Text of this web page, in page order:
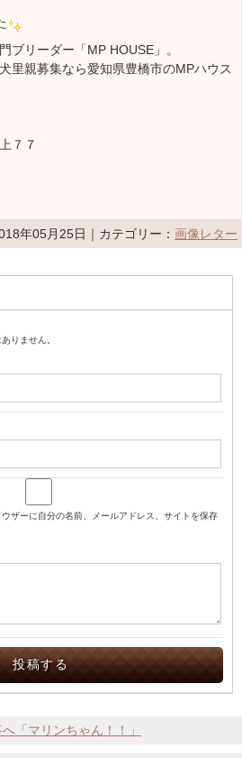
ブリーダー「MP HOUSE」。
里親募集なら愛知県豊橋市のMPハウス
７７
年05月25日｜カテゴリー： 画像レター
りません。
ザーに自分の名前、メールアドレス、サイトを保存
「マリンちゃん！！」